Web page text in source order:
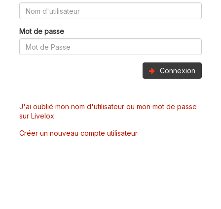
Mot de passe
Connexion
J'ai oublié mon nom d'utilisateur ou mon mot de passe
sur Livelox
Créer un nouveau compte utilisateur